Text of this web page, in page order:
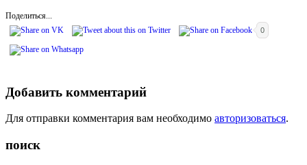
Поделиться...
0
Добавить комментарий
Для отправки комментария вам необходимо авторизоваться.
поиск